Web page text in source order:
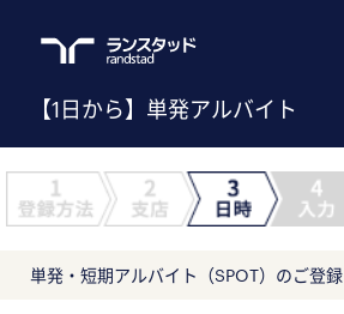
【1日から】単発アルバイト
単発・短期アルバイト（SPOT）のご登録